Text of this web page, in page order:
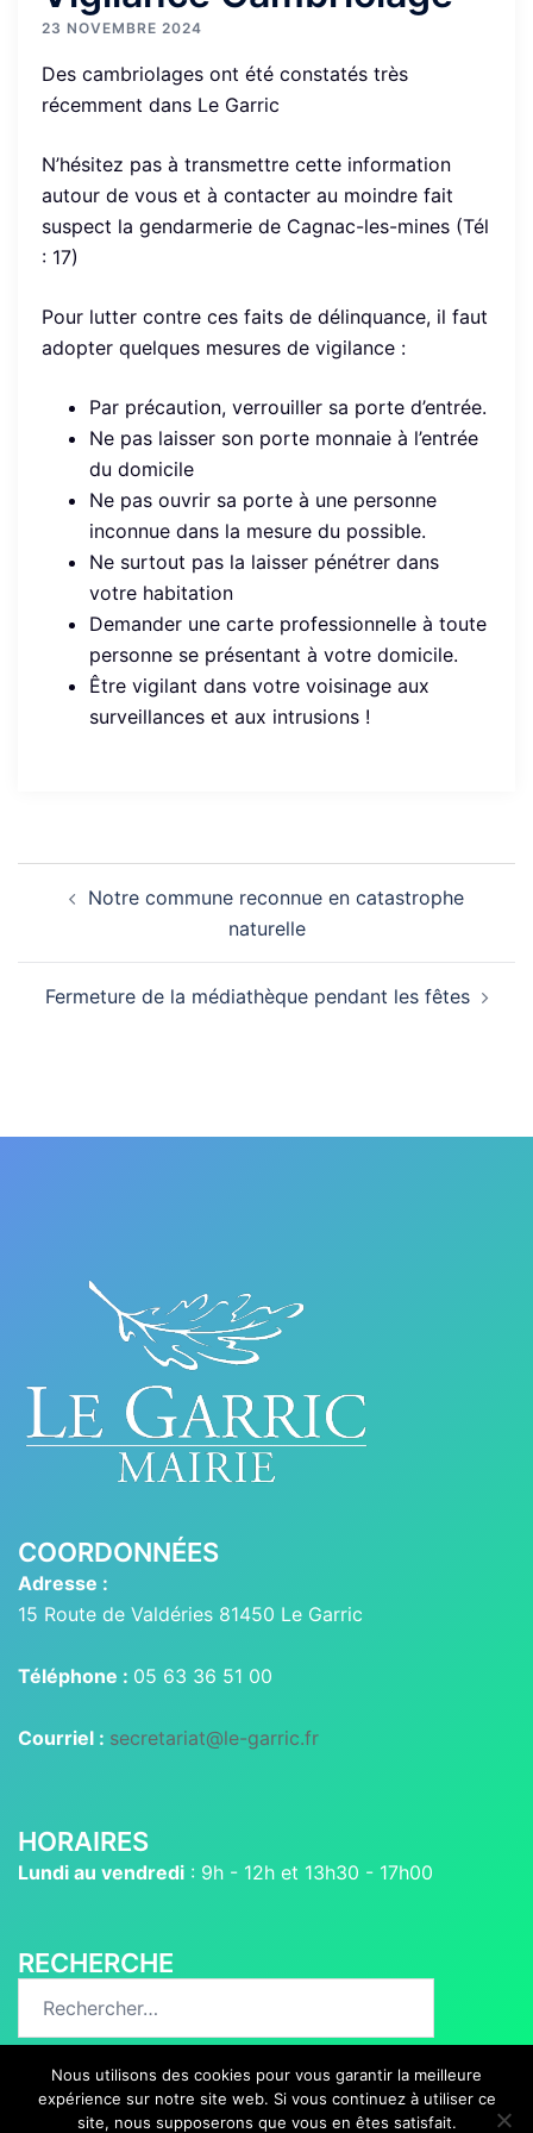
23 NOVEMBRE 2024
Des cambriolages ont été constatés très
récemment dans Le Garric
N’hésitez pas à transmettre cette information
autour de vous et à contacter au moindre fait
suspect la gendarmerie de Cagnac-les-mines (Tél
: 17)
Pour lutter contre ces faits de délinquance, il faut
adopter quelques mesures de vigilance :
Par précaution, verrouiller sa porte d’entrée.
Ne pas laisser son porte monnaie à l’entrée
du domicile
Ne pas ouvrir sa porte à une personne
inconnue dans la mesure du possible.
Ne surtout pas la laisser pénétrer dans
votre habitation
Demander une carte professionnelle à toute
personne se présentant à votre domicile.
Être vigilant dans votre voisinage aux
surveillances et aux intrusions !
d’articleNotre commune reconnue en catastrophe
naturelle
Fermeture de la médiathèque pendant les fêtes
COORDONNÉES
Adresse :
15 Route de Valdéries 81450 Le Garric
Téléphone : 05 63 36 51 00
Courriel : secretariat@le-garric.fr
HORAIRES
Lundi au vendredi : 9h - 12h et 13h30 - 17h00
RECHERCHE
Nous utilisons des cookies pour vous garantir la meilleure
expérience sur notre site web. Si vous continuez à utiliser ce
site, nous supposerons que vous en êtes satisfait.